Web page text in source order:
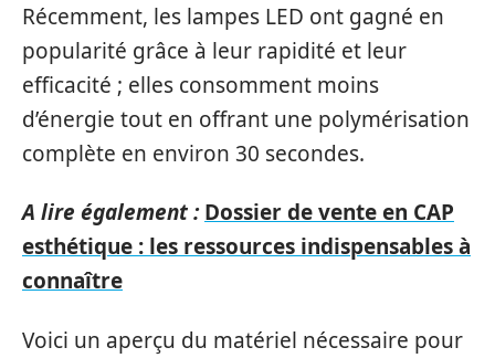
Récemment, les lampes LED ont gagné en
popularité grâce à leur rapidité et leur
efficacité ; elles consomment moins
d’énergie tout en offrant une polymérisation
complète en environ 30 secondes.
A lire également : Dossier de vente en CAP
esthétique : les ressources indispensables à
connaître
Voici un aperçu du matériel nécessaire pour